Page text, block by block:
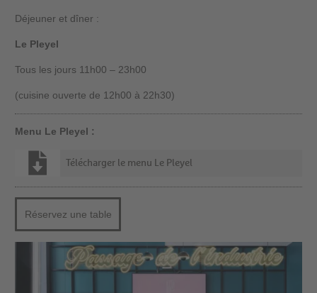
Déjeuner et dîner :
Le Pleyel
Tous les jours 11h00 – 23h00
(cuisine ouverte de 12h00 à 22h30)
Menu Le Pleyel :
Télécharger le menu Le Pleyel
Réservez une table